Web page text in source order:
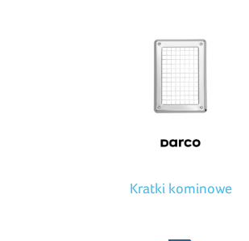
Kratki kominowe